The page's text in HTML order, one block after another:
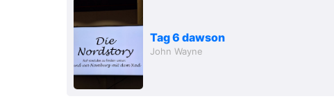
Tag 6 dawson
John Wayne